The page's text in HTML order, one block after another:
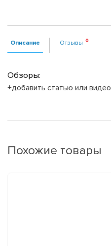
Описание Отзывы
Обзоры:
+добавить статью или видео
Похожие товары